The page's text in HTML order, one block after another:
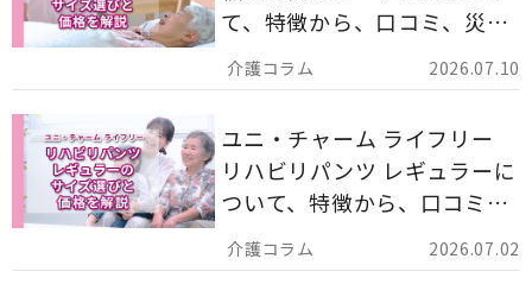
2026.07.10
て、特徴から、口コミ、災害
備蓄としての活用法まで分か
りやすく解説します。
2026.07.02
ユニ・チャーム ライフリー
リハビリパンツ レギュラーに
ついて、特徴から、口コミ、
災害備蓄としての活用法まで
分かりやすく解説します。